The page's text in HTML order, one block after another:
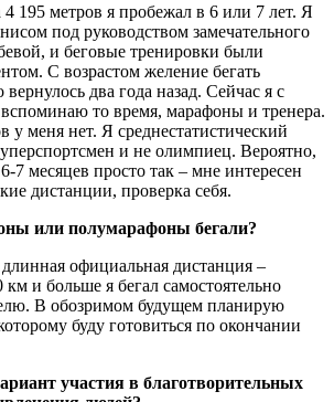
195 метров я пробежал в 6 или 7 лет. Я
под руководством замечательного
и беговые тренировки были
С возрастом желение бегать
вернулось два года назад. Сейчас я с
то время, марафоны и тренера.
у меня нет. Я среднестатистический
и не олимпиец. Вероятно,
7 месяцев просто так – мне интересен
дистанции, проверка себя.
или полумарафоны бегали?
официальная дистанция –
и больше я бегал самостоятельно
В обозримом будущем планирую
буду готовиться по окончании
участия в благотворительных